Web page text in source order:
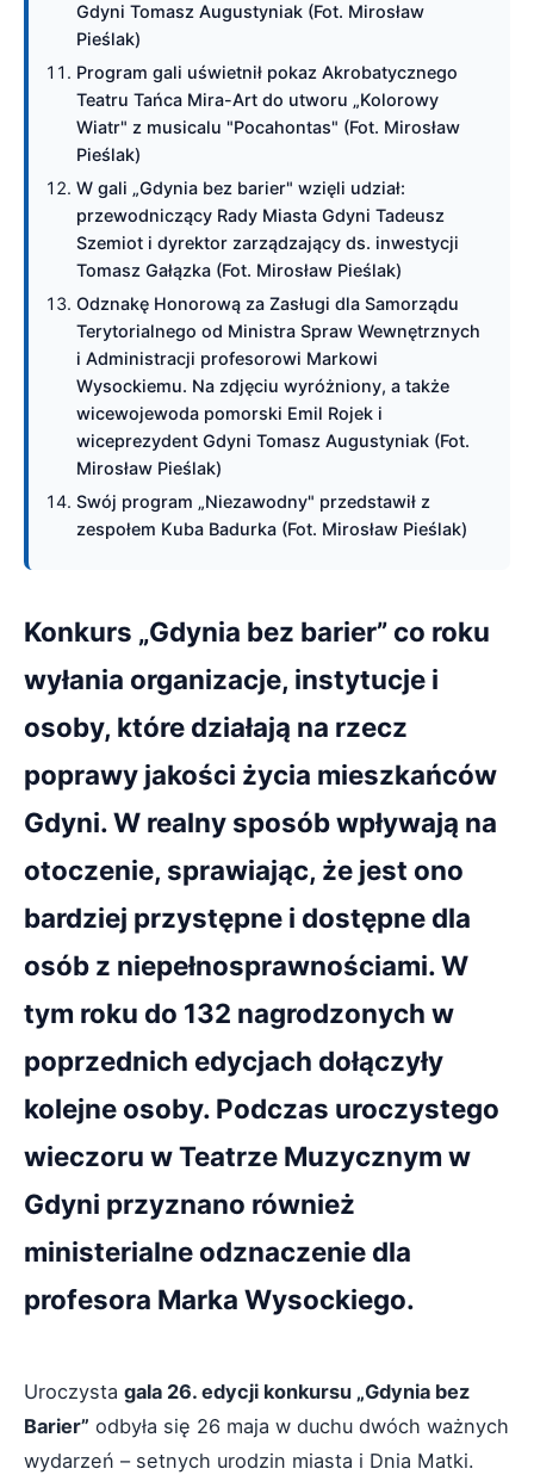
Gdyni Tomasz Augustyniak (Fot. Mirosław
Pieślak)
Program gali uświetnił pokaz Akrobatycznego
Teatru Tańca Mira-Art do utworu „Kolorowy
Wiatr" z musicalu "Pocahontas" (Fot. Mirosław
Pieślak)
W gali „Gdynia bez barier" wzięli udział:
przewodniczący Rady Miasta Gdyni Tadeusz
Szemiot i dyrektor zarządzający ds. inwestycji
Tomasz Gałązka (Fot. Mirosław Pieślak)
Odznakę Honorową za Zasługi dla Samorządu
Terytorialnego od Ministra Spraw Wewnętrznych
i Administracji profesorowi Markowi
Wysockiemu. Na zdjęciu wyróżniony, a także
wicewojewoda pomorski Emil Rojek i
wiceprezydent Gdyni Tomasz Augustyniak (Fot.
Mirosław Pieślak)
Swój program „Niezawodny" przedstawił z
zespołem Kuba Badurka (Fot. Mirosław Pieślak)
Konkurs „Gdynia bez barier” co roku
wyłania organizacje, instytucje i
osoby, które działają na rzecz
poprawy jakości życia mieszkańców
Gdyni. W realny sposób wpływają na
otoczenie, sprawiając, że jest ono
bardziej przystępne i dostępne dla
osób z niepełnosprawnościami. W
tym roku do 132 nagrodzonych w
poprzednich edycjach dołączyły
kolejne osoby. Podczas uroczystego
wieczoru w Teatrze Muzycznym w
Gdyni przyznano również
ministerialne odznaczenie dla
profesora Marka Wysockiego.
Uroczysta gala 26. edycji konkursu „Gdynia bez
Barier” odbyła się 26 maja w duchu dwóch ważnych
wydarzeń – setnych urodzin miasta i Dnia Matki.